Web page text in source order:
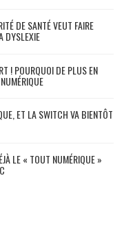
DE SANTÉ VEUT FAIRE
DYSLEXIE
! POURQUOI DE PLUS EN
ET LA SWITCH VA BIENTÔT
LE « TOUT NUMÉRIQUE »